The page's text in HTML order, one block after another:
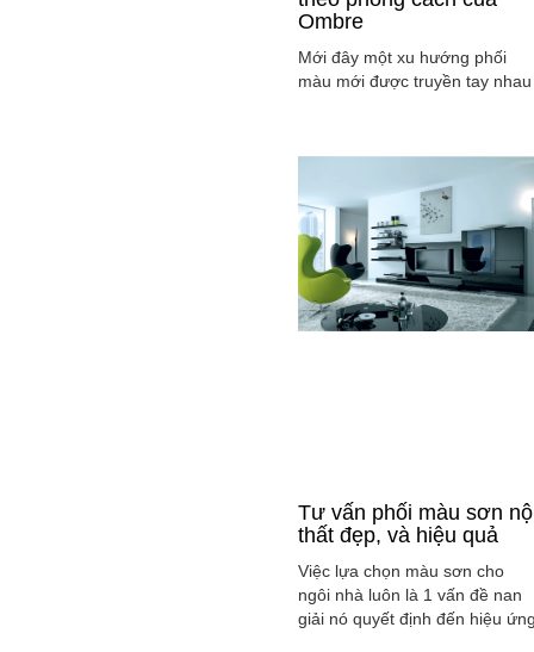
Ombre
Mới đây một xu hướng phối
màu mới được truyền tay nhau
Ombre, cách phối màu sắc tinh
tế sao cho màu sắc chuyển
từ tông nhạt sang đậm, từ
sang tối hay ngược lại. Cùng
tìm hiểu phong các này qua
việc ...
Tư vấn phối màu sơn
thất đẹp, và hiệu quả
Việc lựa chọn màu sơn cho
ngôi nhà luôn là 1 vấn đề nan
giải nó quyết định đến hiệu